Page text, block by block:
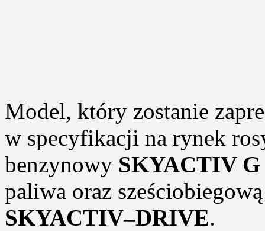
Model, który zostanie
w specyfikacji na rynek
benzynowy SKYACTIV G
paliwa oraz
SKYACTIV–DRIVE.